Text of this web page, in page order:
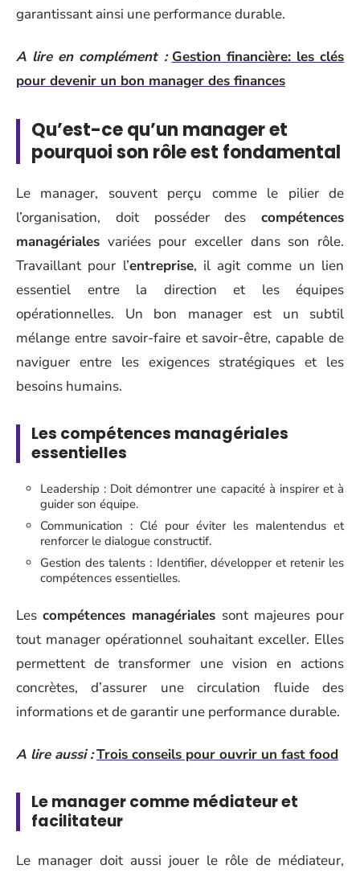
garantissant ainsi une performance durable.
A lire en complément : Gestion financière: les clés
pour devenir un bon manager des finances
Qu’est-ce qu’un manager et
pourquoi son rôle est fondamental
Le manager, souvent perçu comme le pilier de
l’organisation, doit posséder des compétences
managériales variées pour exceller dans son rôle.
Travaillant pour l’entreprise, il agit comme un lien
essentiel entre la direction et les équipes
opérationnelles. Un bon manager est un subtil
mélange entre savoir-faire et savoir-être, capable de
naviguer entre les exigences stratégiques et les
besoins humains.
Les compétences managériales
essentielles
Leadership : Doit démontrer une capacité à inspirer et à
guider son équipe.
Communication : Clé pour éviter les malentendus et
renforcer le dialogue constructif.
Gestion des talents : Identifier, développer et retenir les
compétences essentielles.
Lescompétences managériales sont majeures pour
tout manager opérationnel souhaitant exceller. Elles
permettent de transformer une vision en actions
concrètes, d’assurer une circulation fluide des
informations et de garantir une performance durable.
A lire aussi :Trois conseils pour ouvrir un fast food
Le manager comme médiateur et
facilitateur
Le manager doit aussi jouer le rôle de médiateur,